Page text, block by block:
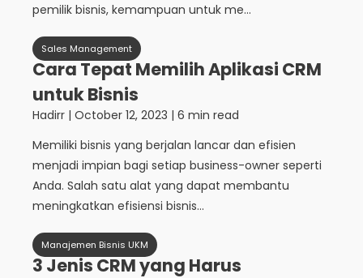
pemilik bisnis, kemampuan untuk me...
Sales Management
Cara Tepat Memilih Aplikasi CRM
untuk Bisnis
Hadirr | October 12, 2023 | 6 min read
Memiliki bisnis yang berjalan lancar dan efisien
menjadi impian bagi setiap business-owner seperti
Anda. Salah satu alat yang dapat membantu
meningkatkan efisiensi bisnis...
Manajemen Bisnis UKM
3 Jenis CRM yang Harus